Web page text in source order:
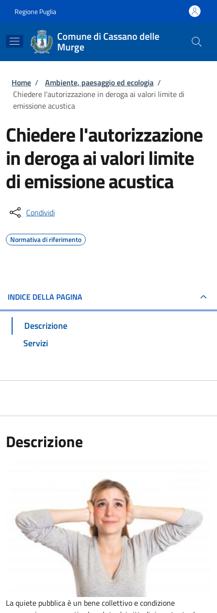
Regione Puglia
Comune di Cassano delle
Murge
Briciole di pane
Home / Ambiente, paesaggio ed ecologia /
Chiedere l'autorizzazione in deroga ai valori limite di
emissione acustica
Chiedere l'autorizzazione
in deroga ai valori limite
di emissione acustica
Condividi
Normativa di riferimento
INDICE DELLA PAGINA
Descrizione
Servizi
Descrizione
La quiete pubblica è un bene collettivo e condizione